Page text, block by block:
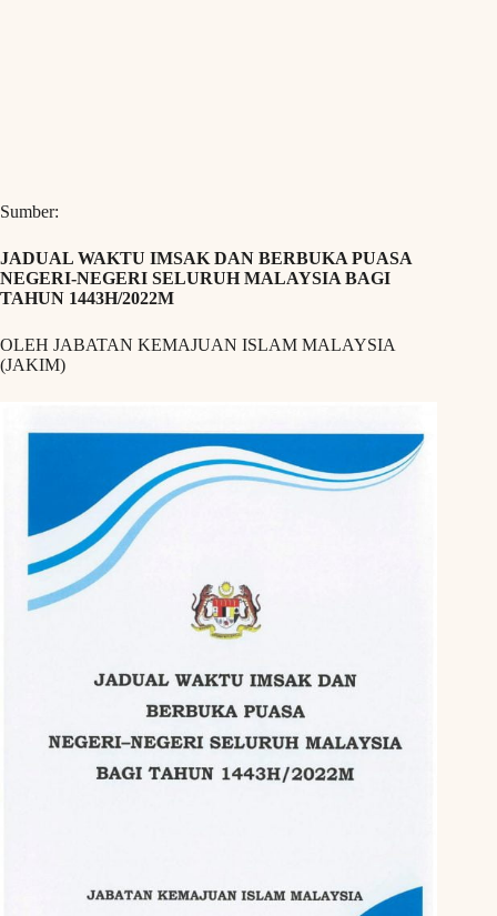
Sumber:
JADUAL WAKTU IMSAK DAN BERBUKA PUASA
NEGERI-NEGERI SELURUH MALAYSIA BAGI
TAHUN 1443H/2022M
OLEH JABATAN KEMAJUAN ISLAM MALAYSIA
(JAKIM)